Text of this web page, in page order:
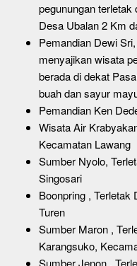
pegunungan
Desa Ubalan 2 Km
Pemandian Dewi
menyajikan wisata
berada di dekat
buah dan sayur
Pemandian Ken
Wisata Air
Kecamatan Lawang
Sumber Nyolo,
Singosari
Boonpring , Terletak
Turen
Sumber Maron ,
Karangsuko,
Sumber Jenon ,